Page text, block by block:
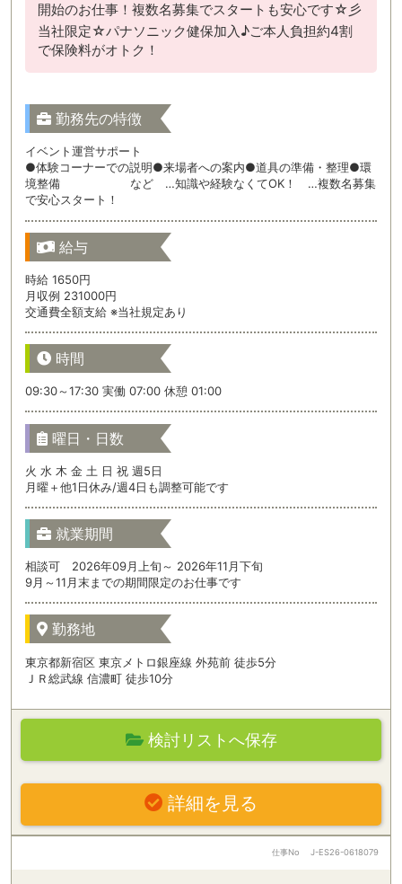
開始のお仕事！複数名募集でスタートも安心です☆彡
当社限定☆パナソニック健保加入♪ご本人負担約4割
で保険料がオトク！
勤務先の特徴
イベント運営サポート
●体験コーナーでの説明●来場者への案内●道具の準備・整理●環
境整備 など …知識や経験なくてOK！ …複数名募集
で安心スタート！
給与
時給 1650円
月収例 231000円
交通費全額支給 ※当社規定あり
時間
09:30～17:30 実働 07:00 休憩 01:00
曜日・日数
火 水 木 金 土 日 祝 週5日
月曜＋他1日休み/週4日も調整可能です
就業期間
相談可 2026年09月上旬～ 2026年11月下旬
9月～11月末までの期間限定のお仕事です
勤務地
東京都新宿区 東京メトロ銀座線 外苑前 徒歩5分
ＪＲ総武線 信濃町 徒歩10分
検討リストへ保存
詳細を見る
仕事No J-ES26-0618079